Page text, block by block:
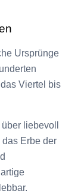
Ursprünge
Viertel bis
liebevoll
Erbe der